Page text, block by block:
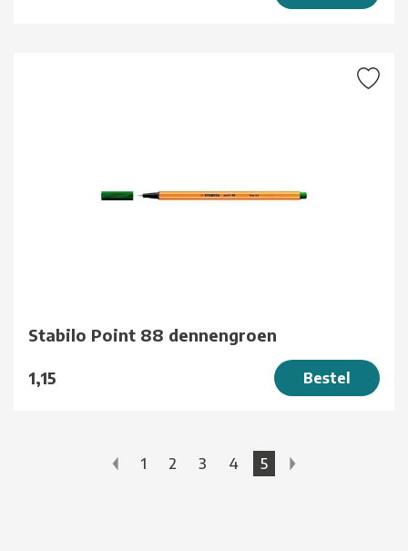
Stabilo Point 88 dennengroen
1,15 Bestel
1 2 3 4 5